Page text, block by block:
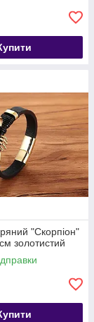
"Скорпіон"
золотистий